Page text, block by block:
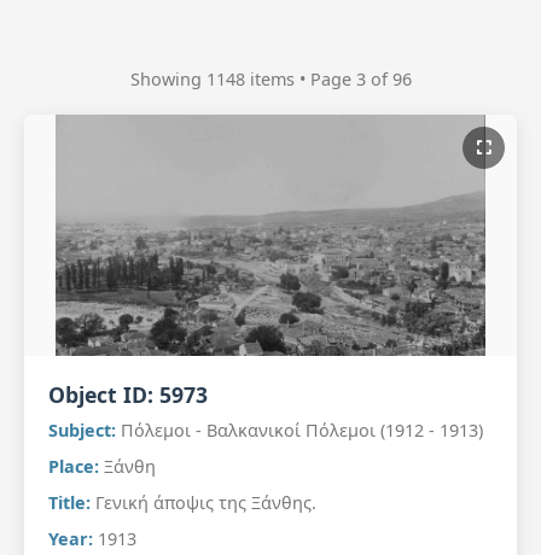
Showing 1148 items • Page 3 of 96
Object ID: 5973
Subject: Πόλεμοι - Βαλκανικοί Πόλεμοι (1912 - 1913)
Place: Ξάνθη
Title: Γενική άποψις της Ξάνθης.
Year: 1913